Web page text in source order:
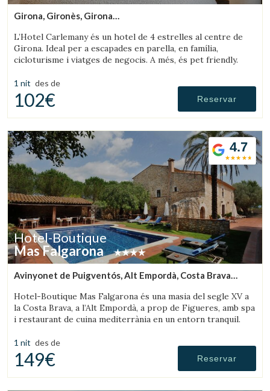
Girona, Gironès, Girona
L’Hotel Carlemany és un hotel de 4 estrelles al centre de
Girona. Ideal per a escapades en parella, en família,
cicloturisme i viatges de negocis. A més, és pet friendly.
1 nit des de
102€ Reservar
4.7
Hotel-Boutique
Mas Falgarona
Avinyonet de Puigventós, Alt Empordà, Costa Brava
Hotel-Boutique Mas Falgarona és una masia del segle XV a
la Costa Brava, a l’Alt Empordà, a prop de Figueres, amb spa
i restaurant de cuina mediterrània en un entorn tranquil.
1 nit des de
149€ Reservar
Guardar configuració Acceptar totes